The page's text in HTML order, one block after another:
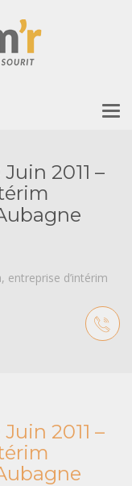
2011 –
entreprise d’intérim
2011 –